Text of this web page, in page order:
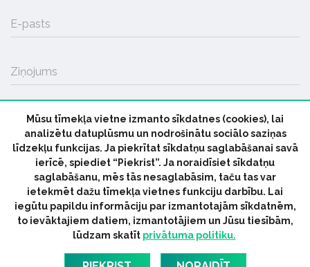
E-pasts
Ziņojums
SŪTĪT
© 2026 parmuziku.lv, visas tiesības paturētas
ParMuziku.lv Mūzikas Ziņas
Industrijas Ziņas
Industrijas ABC
Mūzika Biznesam
Latvijas oficiālais
Mūsu tīmekļa vietne izmanto sīkdatnes (cookies), lai
analizētu datuplūsmu un nodrošinātu sociālo saziņas
līdzekļu funkcijas. Ja piekrītat sīkdatņu saglabāšanai savā
ierīcē, spiediet “Piekrist”. Ja noraidīsiet sīkdatņu
saglabāšanu, mēs tās nesaglabāsim, taču tas var
ietekmēt dažu tīmekļa vietnes funkciju darbību. Lai
iegūtu papildu informāciju par izmantotajām sīkdatnēm,
to ievāktajiem datiem, izmantotājiem un Jūsu tiesībām,
lūdzam skatīt privātuma politiku.